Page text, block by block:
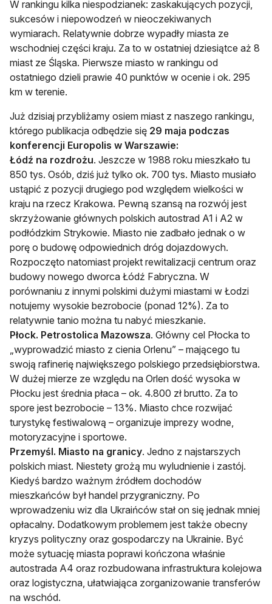
W rankingu kilka niespodzianek: zaskakujących pozycji,
sukcesów i niepowodzeń w nieoczekiwanych
wymiarach. Relatywnie dobrze wypadły miasta ze
wschodniej części kraju. Za to w ostatniej dziesiątce aż 8
miast ze Śląska. Pierwsze miasto w rankingu od
ostatniego dzieli prawie 40 punktów w ocenie i ok. 295
km w terenie.
Już dzisiaj przybliżamy osiem miast z naszego rankingu,
którego publikacja odbędzie się 29 maja podczas
konferencji Europolis w Warszawie:
Łódź na rozdrożu. Jeszcze w 1988 roku mieszkało tu
850 tys. Osób, dziś już tylko ok. 700 tys. Miasto musiało
ustąpić z pozycji drugiego pod względem wielkości w
kraju na rzecz Krakowa. Pewną szansą na rozwój jest
skrzyżowanie głównych polskich autostrad A1 i A2 w
podłódzkim Strykowie. Miasto nie zadbało jednak o w
porę o budowę odpowiednich dróg dojazdowych.
Rozpoczęto natomiast projekt rewitalizacji centrum oraz
budowy nowego dworca Łódź Fabryczna. W
porównaniu z innymi polskimi dużymi miastami w Łodzi
notujemy wysokie bezrobocie (ponad 12%). Za to
relatywnie tanio można tu nabyć mieszkanie.
Płock. Petrostolica Mazowsza. Główny cel Płocka to
„wyprowadzić miasto z cienia Orlenu” – mającego tu
swoją rafinerię największego polskiego przedsiębiorstwa.
W dużej mierze ze względu na Orlen dość wysoka w
Płocku jest średnia płaca – ok. 4.800 zł brutto. Za to
spore jest bezrobocie – 13%. Miasto chce rozwijać
turystykę festiwalową – organizuje imprezy wodne,
motoryzacyjne i sportowe.
Przemyśl. Miasto na granicy. Jedno z najstarszych
polskich miast. Niestety grożą mu wyludnienie i zastój.
Kiedyś bardzo ważnym źródłem dochodów
mieszkańców był handel przygraniczny. Po
wprowadzeniu wiz dla Ukraińców stał on się jednak mniej
opłacalny. Dodatkowym problemem jest także obecny
kryzys polityczny oraz gospodarczy na Ukrainie. Być
może sytuację miasta poprawi kończona właśnie
autostrada A4 oraz rozbudowana infrastruktura kolejowa
oraz logistyczna, ułatwiająca zorganizowanie transferów
na wschód.